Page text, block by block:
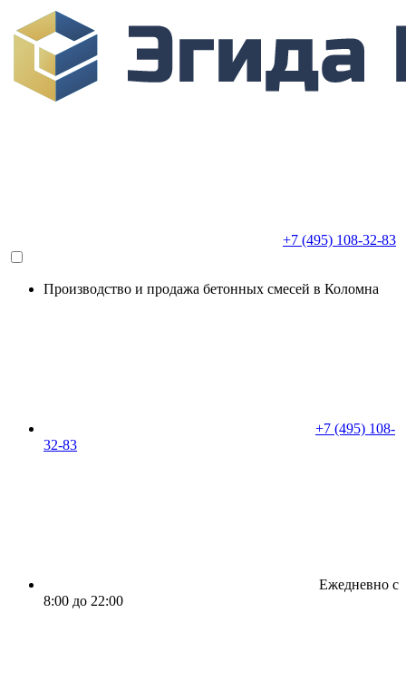
+7 (495) 108-32-83
Производство и продажа бетонных смесей в Коломна
+7 (495) 108-
32-83
Ежедневно с
8:00 до 22:00